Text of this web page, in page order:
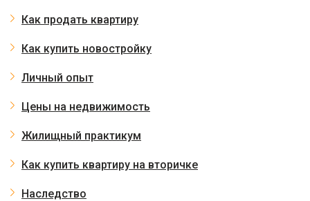
Как продать квартиру
Как купить новостройку
Личный опыт
Цены на недвижимость
Жилищный практикум
Как купить квартиру на вторичке
Наследство